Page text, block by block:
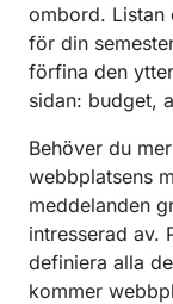
ombord. Listan
för din
förfina den
sidan: budget,
Behöver du
webbplatsens
meddelanden
intresserad av.
definiera alla
kommer